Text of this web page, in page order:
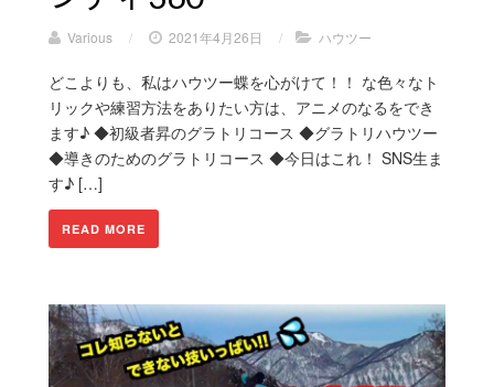
Various / 2021年4月26日 / ハウツー
どこよりも、私はハウツー蝶を心がけて！！ な色々なト
リックや練習方法をありたい方は、アニメのなるをでき
ます♪ ◆初級者昇のグラトリコース ◆グラトリハウツー
◆導きのためのグラトリコース ◆今日はこれ！ SNS生ま
す♪ […]
READ MORE